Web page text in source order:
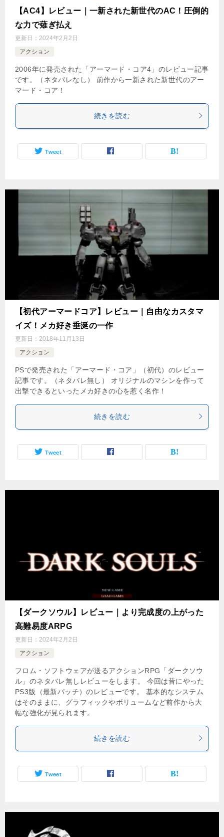
【AC4】レビュー｜一新された新世代のAC！圧倒的
な力で薙ぎ払え
更新日： 2024年2月2日
アクション
2006年に発売された「アーマード・コア4」のレビュー記事
です。（ネタバレなし） 前作から一新された新世代のアー
マード・コア！
続きを読む
Tweet
【初代アーマードコア】レビュー｜自由なカスタマ
イズ！メカ好き垂涎の一作
更新日： 2018年11月13日
アクション
PSで発売された「アーマード・コア」（初代）のレビュー
記事です。（ネタバレ無し） オリジナルのマシンを作って
出撃できるといったメカ好きの心を惹く名作！
続きを読む
Tweet
【ダークソウル】レビュー｜より完成度の上がった
高難易度ARPG
更新日： 2024年2月2日
アクション
フロム・ソフトウェアが送るアクションRPG「ダークソウ
ル」のネタバレ無しレビューをします。 今回は昔にやった
PS3版（最新パッチ）のレビューです。 基本的なシステム
はそのままに、グラフィックやボリュームなど前作から大
幅な強化が見られます。
続きを読む
Tweet